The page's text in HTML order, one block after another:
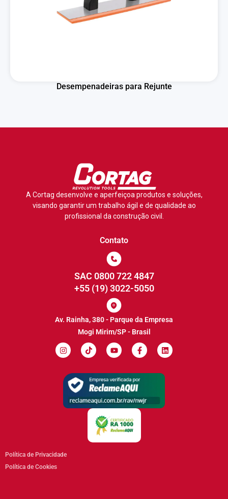
Desempenadeiras para Rejunte
A Cortag desenvolve e aperfeiçoa produtos e soluções,
visando garantir um trabalho ágil e de qualidade ao
profissional da construção civil.
Contato
SAC 0800 722 4847
+55 (19) 3022-5050
Av. Rainha, 380 - Parque da Empresa
Mogi Mirim/SP - Brasil
Política de Privacidade
Política de Cookies